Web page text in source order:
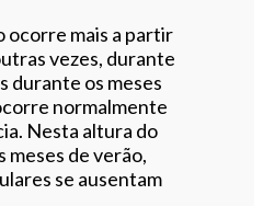
ocorre mais a partir
vezes, durante
durante os meses
normalmente
Nesta altura do
meses de verão,
se ausentam